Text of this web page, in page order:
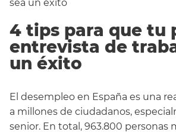
4 tips para que tu
entrevista de
un éxito
El desempleo en España es una
a millones de ciudadanos,
senior. En total, 963.800 personas